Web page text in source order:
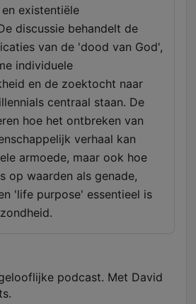
existentiële
discussie behandelt de
van de 'dood van God',
individuele
en de zoektocht naar
centraal staan. De
hoe het ontbreken van
verhaal kan
armoede, maar ook hoe
op waarden als genade,
'life purpose' essentieel is
podcast. Met David